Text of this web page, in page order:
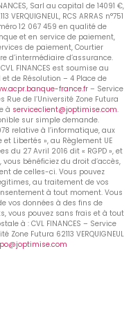
Sarl au capital de 14091 €,
RCS ARRAS n°751
12 067 459 en qualité de
et en service de paiement,
de paiement, Courtier
d’intermédiaire d’assurance.
FINANCES est soumise au
de Résolution – 4 Place de
france.fr– Service
Rue de l’Université Zone Futura
à serviceclient@joptimise.com.
sur simple demande.
relative à l’informatique, aux
Libertés », au Règlement UE
du 27 Avril 2016 dit « RGPD », et
bénéficiez du droit d’accès,
de celles-ci. Vous pouvez
au traitement de vos
à tout moment. Vous
vos données à des fins de
vous pouvez sans frais et à tout
à : CVL FINANCES – Service
Futura 62113 VERQUIGNEUL